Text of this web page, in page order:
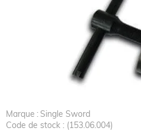
Marque : Single Sword
Code de stock
(153.06.004)